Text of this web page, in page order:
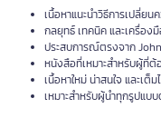
เนื้อหาแนะนำวิธีการเปลี่ยน
กลยุทธ์ เทคนิค และเครื่อง
ประสบการณ์ตรงจาก
หนังสือที่เหมาะสำหรับผู้ที่ต้
เนื้อหาใหม่ น่าสนใจ และเต็
เหมาะสำหรับผู้นำทุกรูปแ